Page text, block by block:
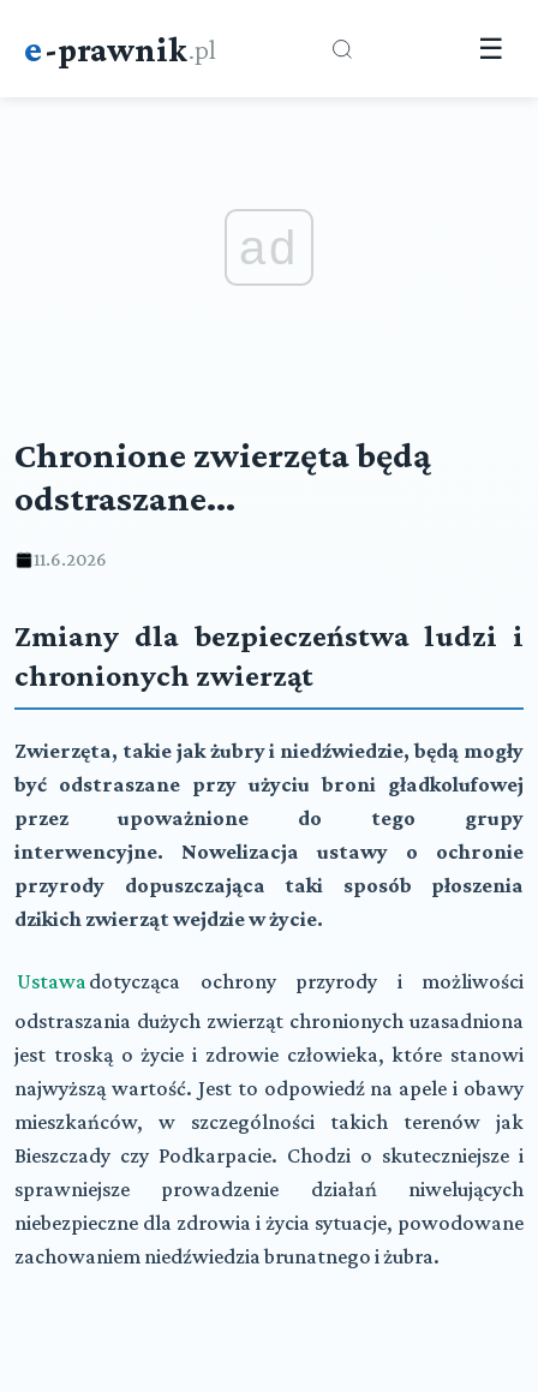
e-prawnik.pl ☰
ad
Chronione zwierzęta będą
odstraszane...
11.6.2026
Zmiany dla bezpieczeństwa ludzi i
chronionych zwierząt
Zwierzęta, takie jak żubry i niedźwiedzie, będą mogły
być odstraszane przy użyciu broni gładkolufowej
przez upoważnione do tego grupy
interwencyjne. Nowelizacja ustawy o ochronie
przyrody dopuszczająca taki sposób płoszenia
dzikich zwierząt wejdzie w życie.
Ustawadotycząca ochrony przyrody i możliwości
odstraszania dużych zwierząt chronionych uzasadniona
jest troską o życie i zdrowie człowieka, które stanowi
najwyższą wartość. Jest to odpowiedź na apele i obawy
mieszkańców, w szczególności takich terenów jak
Bieszczady czy Podkarpacie. Chodzi o skuteczniejsze i
sprawniejsze prowadzenie działań niwelujących
niebezpieczne dla zdrowia i życia sytuacje, powodowane
zachowaniem niedźwiedzia brunatnego i żubra.